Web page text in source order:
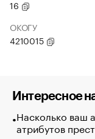
16
ОКОГУ
4210015
Интересное
Насколько ваш
атрибутов